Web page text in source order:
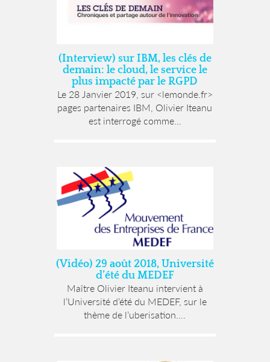
(Interview) sur IBM, les clés de
demain: le cloud, le service le
plus impacté par le RGPD
Le 28 Janvier 2019, sur <lemonde.fr>
pages partenaires IBM, Olivier Iteanu
est interrogé comme...
(Vidéo) 29 août 2018, Université
d’été du MEDEF
Maître Olivier Iteanu intervient à
l’Université d’été du MEDEF, sur le
thème de l’uberisation....